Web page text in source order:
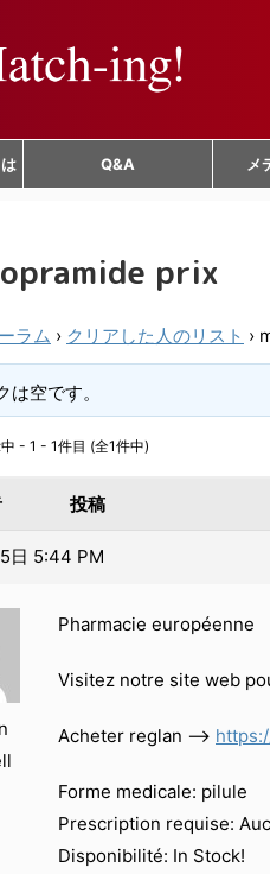
Q&A メ
prix
ラム › クリアした人のリスト ›
は空です。
- 1 - 1件目 (全1件中)
投稿
日 5:44 PM
Pharmacie européenne
Visitez notre site web
Acheter reglan -–>
Forme medicale: pilule
Prescription requise:
Disponibilité: In Stock!